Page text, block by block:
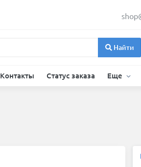
Найти
Контакты Статус заказа Еще